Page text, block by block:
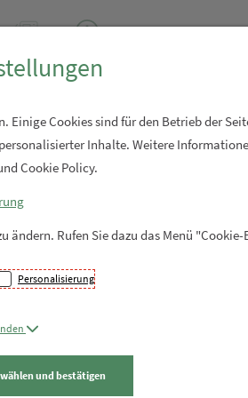
Zahnpaste
Repair
6,99 EUR
Einige Cookies sind für den Betrieb der
Inhalte. Weitere
Cookie Policy.
ändern. Rufen Sie dazu das Menü
Personalisierung
und bestätigen